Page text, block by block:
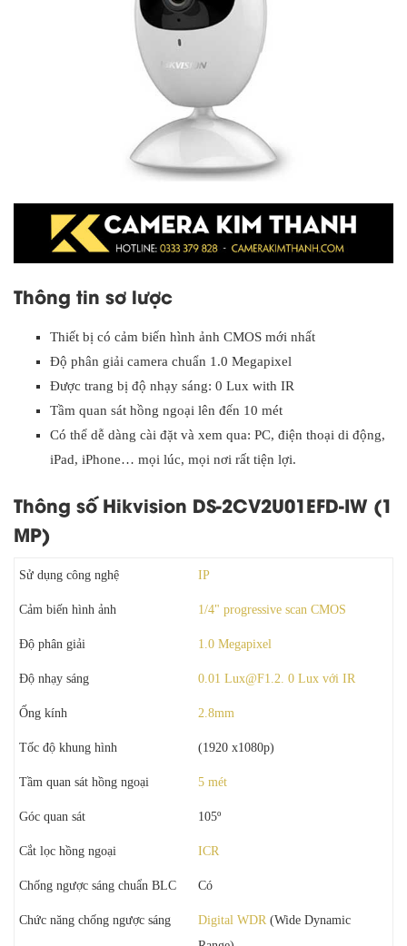
Thông tin sơ lược
Thiết bị có cảm biến hình ảnh CMOS mới nhất
Độ phân giải camera chuẩn 1.0 Megapixel
Được trang bị độ nhạy sáng: 0 Lux with IR
Tầm quan sát hồng ngoại lên đến 10 mét
Có thể dễ dàng cài đặt và xem qua: PC, điện thoại di động,
iPad, iPhone… mọi lúc, mọi nơi rất tiện lợi.
Thông số Hikvision DS-2CV2U01EFD-IW (1
MP)
Sử dụng công nghệ IP
Cảm biến hình ảnh 1/4" progressive scan CMOS
Độ phân giải 1.0 Megapixel
Độ nhạy sáng 0.01 Lux@F1.2. 0 Lux với IR
Ống kính 2.8mm
Tốc độ khung hình (1920 x1080p)
Tầm quan sát hồng ngoại 5 mét
Góc quan sát 105º
Cắt lọc hồng ngoại ICR
Chống ngược sáng chuẩn BLC Có
Chức năng chống ngược sáng Digital WDR (Wide Dynamic